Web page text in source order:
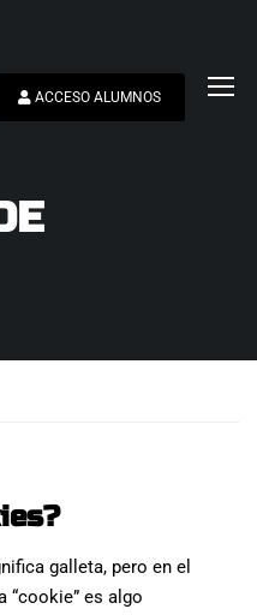
ACCESO ALUMNOS
galleta, pero en el
“cookie” es algo